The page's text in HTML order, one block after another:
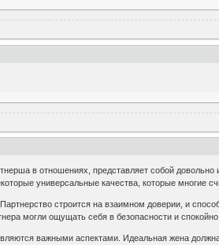
в отношениях, представляет собой
универсальные качества, которые многие
строится на взаимном доверии, и
могли ощущать себя в безопасности и
важными аспектами. Идеальная жена